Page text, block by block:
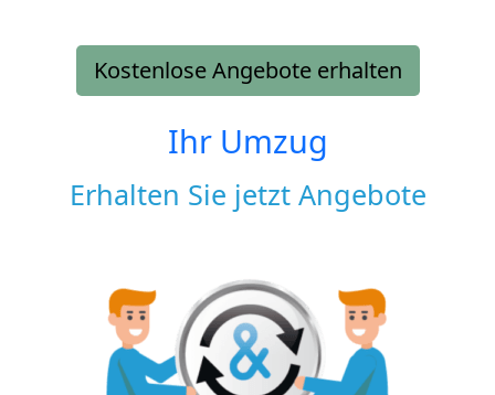
Kostenlose Angebote erhalten
Ihr Umzug
Erhalten Sie jetzt Angebote